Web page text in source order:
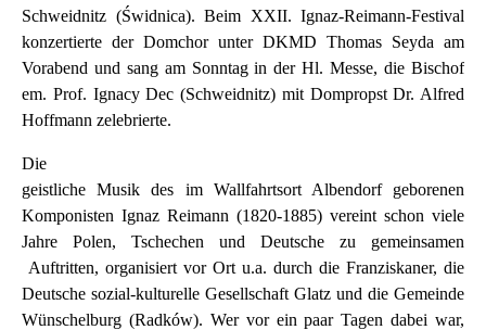
Schweidnitz (Świdnica). Beim XXII. Ignaz-Reimann-Festival
konzertierte der Domchor unter DKMD Thomas Seyda am
Vorabend und sang am Sonntag in der Hl. Messe, die Bischof
em. Prof. Ignacy Dec (Schweidnitz) mit Dompropst Dr. Alfred
Hoffmann zelebrierte.
Die
geistliche Musik des im Wallfahrtsort Albendorf geborenen
Komponisten Ignaz Reimann (1820-1885) vereint schon viele
Jahre Polen, Tschechen und Deutsche zu gemeinsamen
Auftritten, organisiert vor Ort u.a. durch die Franziskaner, die
Deutsche sozial-kulturelle Gesellschaft Glatz und die Gemeinde
Wünschelburg (Radków). Wer vor ein paar Tagen dabei war,